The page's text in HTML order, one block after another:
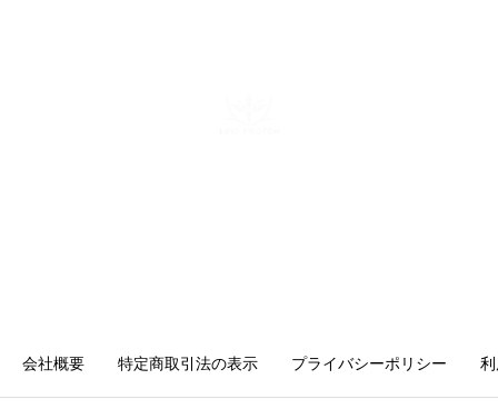
会社概要 特定商取引法の表示 プライバシーポリシー